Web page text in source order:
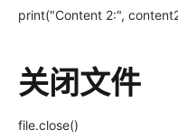
print("Content 2:",
关闭文件
file.close()